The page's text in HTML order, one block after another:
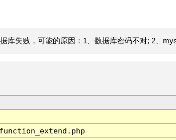
库失败，可能的原因：1、数据库密码不对; 2、